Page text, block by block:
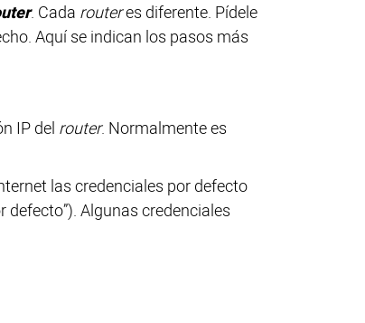
. Cada routeres diferente. Pídele
Aquí se indican los pasos más
IP del router. Normalmente es
las credenciales por defecto
defecto”). Algunas credenciales